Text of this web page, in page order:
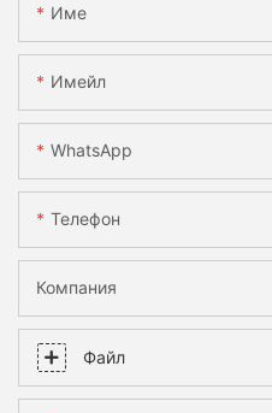
Име
Имейл
WhatsApp
Телефон
Компания
Файл